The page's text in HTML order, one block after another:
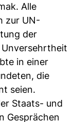
Alle
zur UN-
der
in einer
die
seien.
Staats- und
Gesprächen